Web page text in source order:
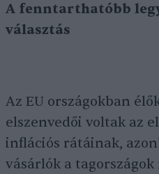
A fenntarthatóbb
választás
Az EU országokban
elszenvedői voltak az
inflációs rátáinak,
vásárlók a